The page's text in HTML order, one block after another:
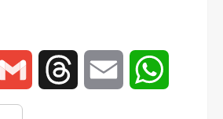
Gmail Threads Email